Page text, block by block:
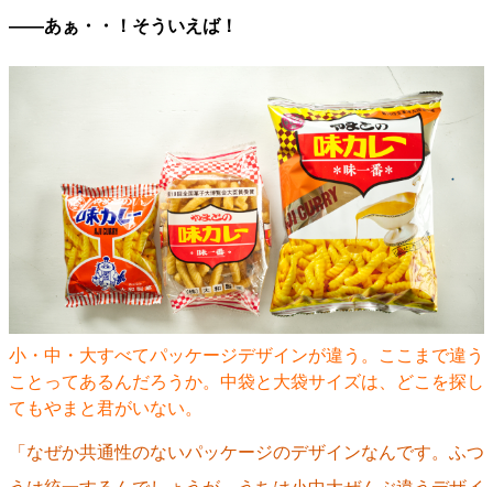
――あぁ・・！そういえば！
小・中・大すべてパッケージデザインが違う。ここまで違う
ことってあるんだろうか。中袋と大袋サイズは、どこを探し
てもやまと君がいない。
「なぜか共通性のないパッケージのデザインなんです。ふつ